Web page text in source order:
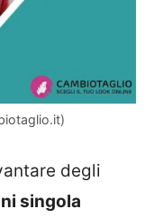
degli
singola